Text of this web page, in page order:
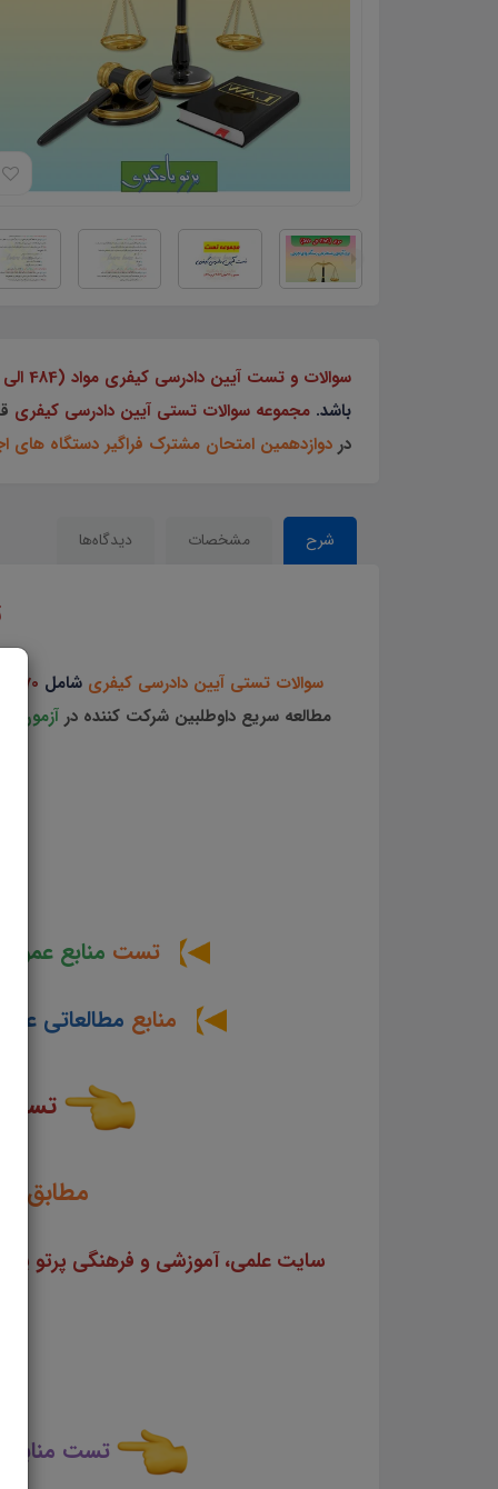
سوالات و تست آیین دادرسی کیفری مواد (484 الی 570)
باشد. مجموعه سوالات تستی آیین دادرسی کیفری
در دوازدهمین امتحان مشترک فراگیر دستگاه های
شرح مشخصات دیدگاه‌ها
سوالات تستی آیین دادرسی کیفریشامل 170
مطالعه سریع داوطلبین شرکت کننده در آزمون
تست منابع
منابع مطالعاتی
تست
مطابق
سایت علمی، آموزشی و فرهنگی پرتو
تست منابع